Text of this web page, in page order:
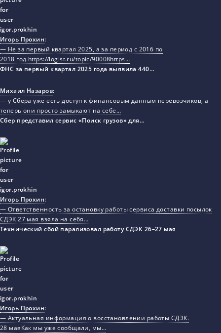
Игорь Прохин:
— Не за первый квартал 2025, а за период с 2016 по
2018 год.https://logist.ru/topic/90008https…
ФНС за первый квартал 2025 года выявила 440…
Михаил Назаров:
— у Сбера уже есть доступ к финансовым данным перевозчиков, а
теперь они просто замыкают на себе…
Сбер представил сервис «Поиск грузов» для…
Игорь Прохин:
— Ответственность за остановку работы сервиса доставки посылок
СДЭК 27 мая взяла на себя…
Технический сбой парализовал работу СДЭК 26–27 мая
Игорь Прохин:
— Актуальная информация о восстановлении работы СДЭК.
28 маяКак мы уже сообщали, мы…